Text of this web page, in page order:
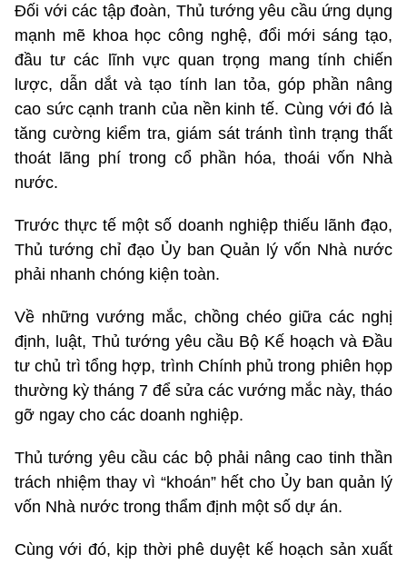
Đối với các tập đoàn, Thủ tướng yêu cầu ứng dụng
mạnh mẽ khoa học công nghệ, đổi mới sáng tạo,
đầu tư các lĩnh vực quan trọng mang tính chiến
lược, dẫn dắt và tạo tính lan tỏa, góp phần nâng
cao sức cạnh tranh của nền kinh tế. Cùng với đó là
tăng cường kiểm tra, giám sát tránh tình trạng thất
thoát lãng phí trong cổ phần hóa, thoái vốn Nhà
nước.
Trước thực tế một số doanh nghiệp thiếu lãnh đạo,
Thủ tướng chỉ đạo Ủy ban Quản lý vốn Nhà nước
phải nhanh chóng kiện toàn.
Về những vướng mắc, chồng chéo giữa các nghị
định, luật, Thủ tướng yêu cầu Bộ Kế hoạch và Đầu
tư chủ trì tổng hợp, trình Chính phủ trong phiên họp
thường kỳ tháng 7 để sửa các vướng mắc này, tháo
gỡ ngay cho các doanh nghiệp.
Thủ tướng yêu cầu các bộ phải nâng cao tinh thần
trách nhiệm thay vì “khoán” hết cho Ủy ban quản lý
vốn Nhà nước trong thẩm định một số dự án.
Cùng với đó, kịp thời phê duyệt kế hoạch sản xuất